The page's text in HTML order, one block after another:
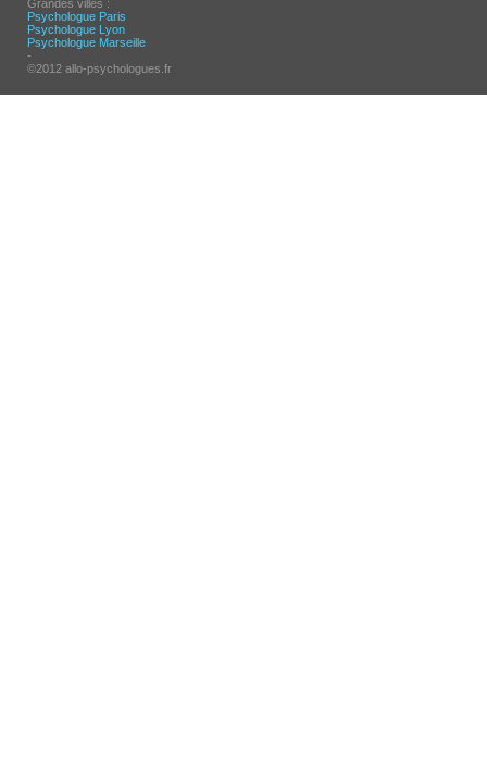
Grandes villes :
Psychologue Paris
Psychologue Lyon
Psychologue Marseille
-
©2012 allo-psychologues.fr